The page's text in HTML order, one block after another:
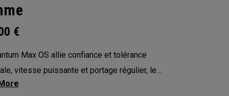
€
Max OS allie confiance et tolérance
vitesse puissante et portage régulier, le
une forme surdimensionnée conçue pour